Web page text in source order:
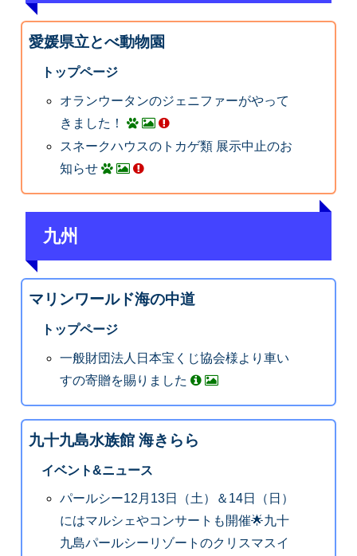
愛媛県立とべ動物園
トップページ
オランウータンのジェニファーがやって
きました！
スネークハウスのトカゲ類 展示中止のお
知らせ
九州
マリンワールド海の中道
トップページ
一般財団法人日本宝くじ協会様より車い
すの寄贈を賜りました
九十九島水族館 海きらら
イベント&ニュース
パールシー12月13日（土）＆14日（日）
にはマルシェやコンサートも開催🌟九十
九島パールシーリゾートのクリスマスイ